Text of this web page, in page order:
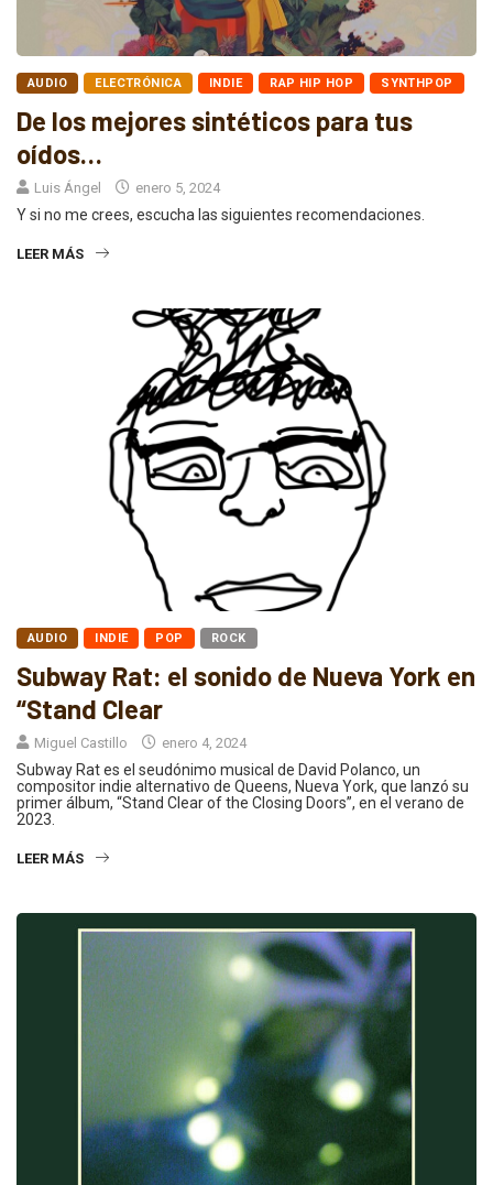
AUDIO ELECTRÓNICA INDIE RAP HIP HOP SYNTHPOP
De los mejores sintéticos para tus
oídos…
Luis Ángel enero 5, 2024
Y si no me crees, escucha las siguientes recomendaciones.
LEER MÁS
AUDIO INDIE POP ROCK
Subway Rat: el sonido de Nueva York en
“Stand Clear
Miguel Castillo enero 4, 2024
Subway Rat es el seudónimo musical de David Polanco, un
compositor indie alternativo de Queens, Nueva York, que lanzó su
primer álbum, “Stand Clear of the Closing Doors”, en el verano de
2023.
LEER MÁS